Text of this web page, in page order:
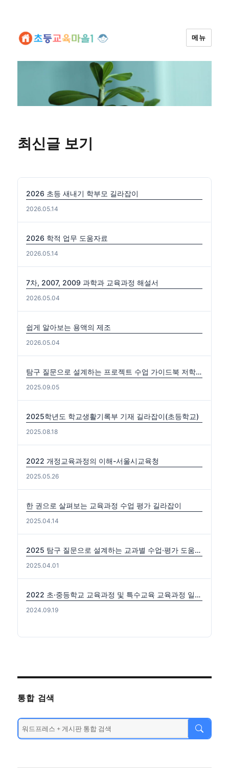
메뉴
최신글 보기
2026 초등 새내기 학부모 길라잡이
2026.05.14
2026 학적 업무 도움자료
2026.05.14
7차, 2007, 2009 과학과 교육과정 해설서
2026.05.04
쉽게 알아보는 용액의 제조
2026.05.04
탐구 질문으로 설계하는 프로젝트 수업 가이드북 저학년편. 중·고학년편
2025.09.05
2025학년도 학교생활기록부 기재 길라잡이(초등학교)
2025.08.18
2022 개정교육과정의 이해-서울시교육청
2025.05.26
한 권으로 살펴보는 교육과정 수업 평가 길라잡이
2025.04.14
2025 탐구 질문으로 설계하는 교과별 수업·평가 도움자료(국수사과)
2025.04.01
2022 초·중등학교 교육과정 및 특수교육 교육과정 일부개정 고시 (2024-0816) 출처: https://edutown.tistory.com/1594 [초등교육마을2:티스토리]
2024.09.19
통합 검색